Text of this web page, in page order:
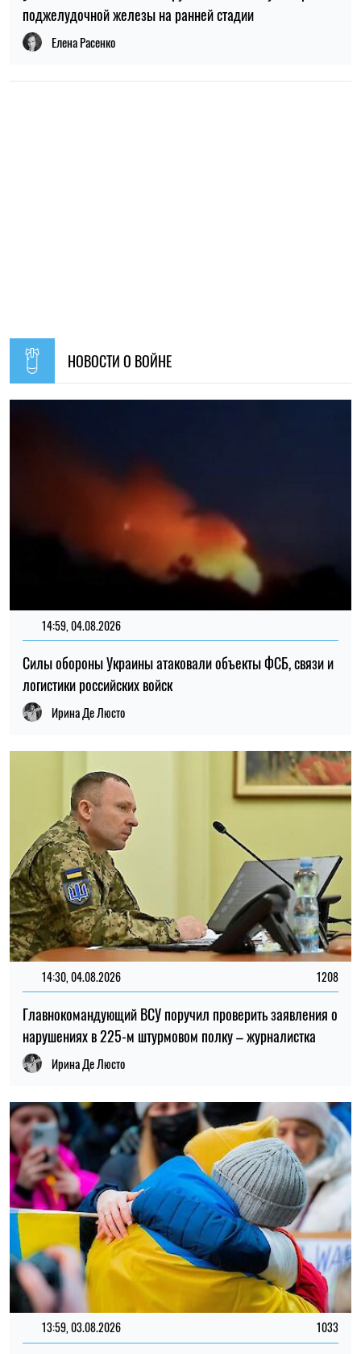
НОВОСТИ О ВОЙНЕ
14:59, 04.08.2026
Силы обороны Украины атаковали объекты ФСБ, связи и
логистики российских войск
14:30, 04.08.2026
нарушениях в 225-м штурмовом полку – журналистка
Ирина Де Люсто
13:59, 03.08.2026
украинских детей: кого учитывают при подсчете
Ирина Де Люсто